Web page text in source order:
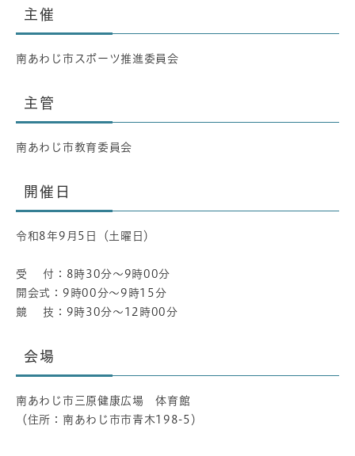
主催
南あわじ市スポーツ推進委員会
主管
南あわじ市教育委員会
開催日
令和8年9月5日（土曜日）
受 付：8時30分～9時00分
開会式：9時00分～9時15分
競 技：9時30分～12時00分
会場
南あわじ市三原健康広場 体育館
（住所：南あわじ市市青木198-5）